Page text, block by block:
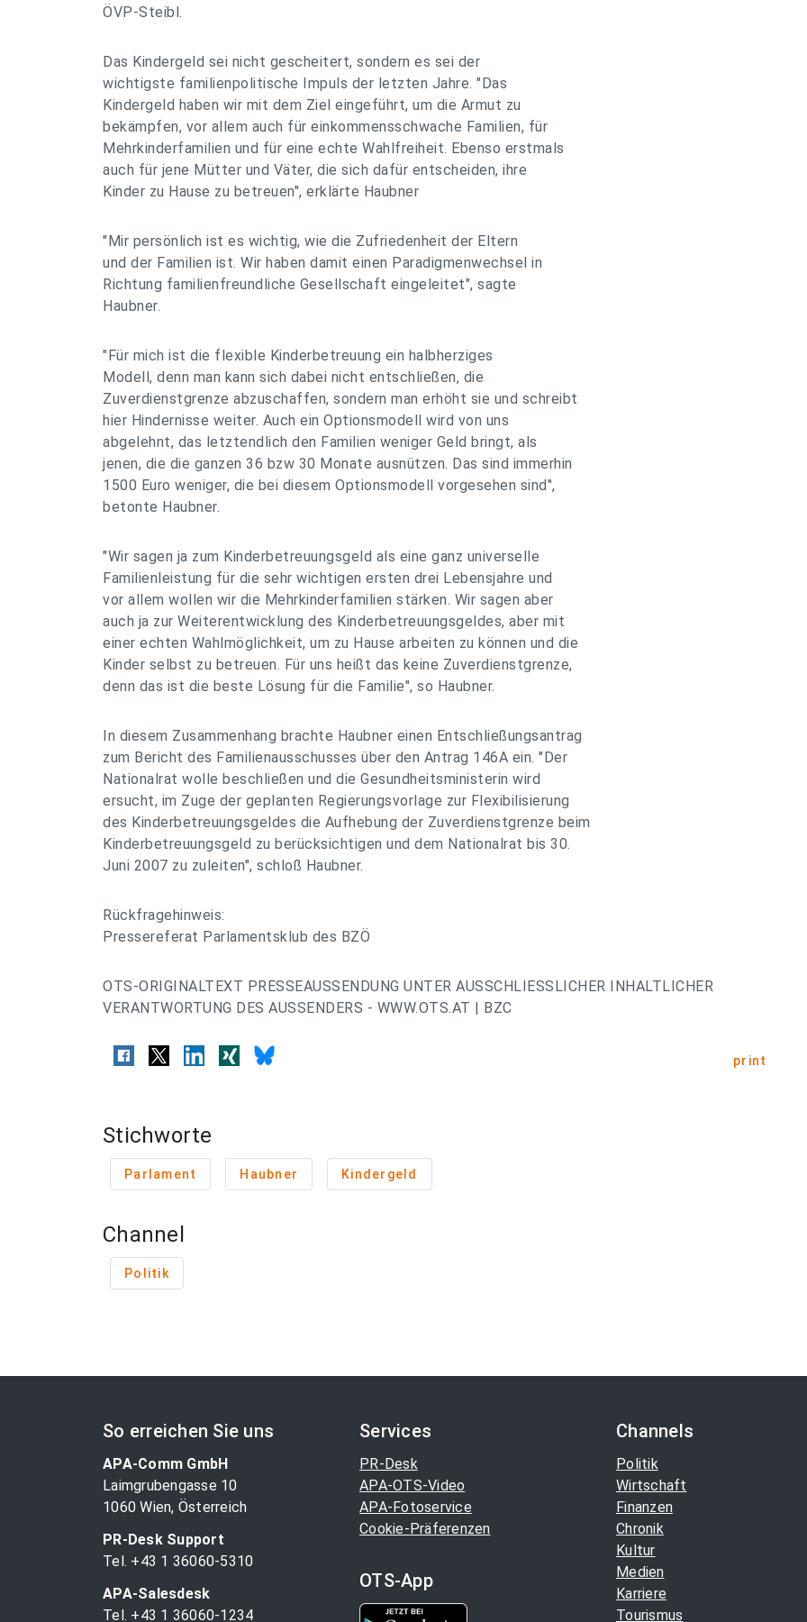
ÖVP-Steibl.
Das Kindergeld sei nicht gescheitert, sondern es sei der
wichtigste familienpolitische Impuls der letzten Jahre. "Das
Kindergeld haben wir mit dem Ziel eingeführt, um die Armut zu
bekämpfen, vor allem auch für einkommensschwache Familien, für
Mehrkinderfamilien und für eine echte Wahlfreiheit. Ebenso erstmals
auch für jene Mütter und Väter, die sich dafür entscheiden, ihre
Kinder zu Hause zu betreuen", erklärte Haubner
"Mir persönlich ist es wichtig, wie die Zufriedenheit der Eltern
und der Familien ist. Wir haben damit einen Paradigmenwechsel in
Richtung familienfreundliche Gesellschaft eingeleitet", sagte
Haubner.
"Für mich ist die flexible Kinderbetreuung ein halbherziges
Modell, denn man kann sich dabei nicht entschließen, die
Zuverdienstgrenze abzuschaffen, sondern man erhöht sie und schreibt
hier Hindernisse weiter. Auch ein Optionsmodell wird von uns
abgelehnt, das letztendlich den Familien weniger Geld bringt, als
jenen, die die ganzen 36 bzw 30 Monate ausnützen. Das sind immerhin
1500 Euro weniger, die bei diesem Optionsmodell vorgesehen sind",
betonte Haubner.
"Wir sagen ja zum Kinderbetreuungsgeld als eine ganz universelle
Familienleistung für die sehr wichtigen ersten drei Lebensjahre und
vor allem wollen wir die Mehrkinderfamilien stärken. Wir sagen aber
auch ja zur Weiterentwicklung des Kinderbetreuungsgeldes, aber mit
einer echten Wahlmöglichkeit, um zu Hause arbeiten zu können und die
Kinder selbst zu betreuen. Für uns heißt das keine Zuverdienstgrenze,
denn das ist die beste Lösung für die Familie", so Haubner.
In diesem Zusammenhang brachte Haubner einen Entschließungsantrag
zum Bericht des Familienausschusses über den Antrag 146A ein. "Der
Nationalrat wolle beschließen und die Gesundheitsministerin wird
ersucht, im Zuge der geplanten Regierungsvorlage zur Flexibilisierung
des Kinderbetreuungsgeldes die Aufhebung der Zuverdienstgrenze beim
Kinderbetreuungsgeld zu berücksichtigen und dem Nationalrat bis 30.
Juni 2007 zu zuleiten", schloß Haubner.
Rückfragehinweis:
Pressereferat Parlamentsklub des BZÖ
OTS-ORIGINALTEXT PRESSEAUSSENDUNG UNTER AUSSCHLIESSLICHER INHALTLICHER
VERANTWORTUNG DES AUSSENDERS - WWW.OTS.AT | BZC
print
Stichworte
Parlament Haubner Kindergeld
Channel
Politik
So erreichen Sie uns
APA-Comm GmbH
Laimgrubengasse 10
1060 Wien, Österreich
PR-Desk Support
Tel. +43 1 36060-5310
APA-Salesdesk
Tel. +43 1 36060-1234
Services
PR-Desk
APA-OTS-Video
APA-Fotoservice
Cookie-Präferenzen
OTS-App
Channels
Politik
Wirtschaft
Finanzen
Chronik
Kultur
Medien
Karriere
Tourismus